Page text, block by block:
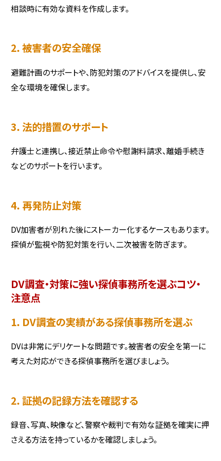
相談時に有効な資料を作成します。
2. 被害者の安全確保
避難計画のサポートや、防犯対策のアドバイスを提供し、安
全な環境を確保します。
3. 法的措置のサポート
弁護士と連携し、接近禁止命令や慰謝料請求、離婚手続き
などのサポートを行います。
4. 再発防止対策
DV加害者が別れた後にストーカー化するケースもあります。
探偵が監視や防犯対策を行い、二次被害を防ぎます。
DV調査・対策に強い探偵事務所を選ぶコツ・
注意点
1. DV調査の実績がある探偵事務所を選ぶ
DVは非常にデリケートな問題です。被害者の安全を第一に
考えた対応ができる探偵事務所を選びましょう。
2. 証拠の記録方法を確認する
録音、写真、映像など、警察や裁判で有効な証拠を確実に押
さえる方法を持っているかを確認しましょう。